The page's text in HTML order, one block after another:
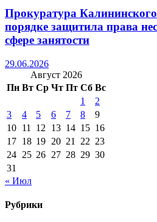
Прокуратура
порядке защитила права
сфере занятости
29.06.2026
Август 2026
Пн Вт Ср Чт Пт Сб Вс
1
2
3
4 5 6 7 8
9
10 11 12 13 14 15 16
17 18 19 20 21 22 23
24 25 26 27 28 29 30
31
« Июл
Рубрики